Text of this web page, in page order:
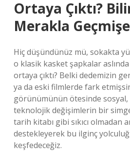
Ortaya Çıktı?
Merakla
Hiç düşündünüz mü, sokakta
o klasik kasket şapkalar
ortaya çıktı? Belki dedemizin
ya da eski filmlerde fark
görünümünün ötesinde
teknolojik değişimlerin bir
tarih kitabı gibi sıkıcı olmadan
destekleyerek bu ilginç
keşfedeceğiz.